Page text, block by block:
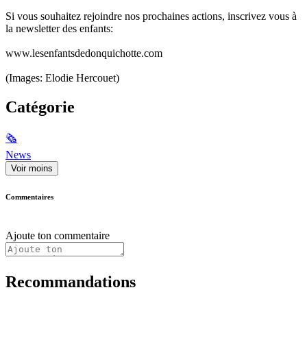
Si vous souhaitez rejoindre nos prochaines actions, inscrivez vous à
la newsletter des enfants:
www.lesenfantsdedonquichotte.com
(Images: Elodie Hercouet)
Catégorie
🗞
News
Voir moins
Commentaires
Ajoute ton commentaire
Recommandations